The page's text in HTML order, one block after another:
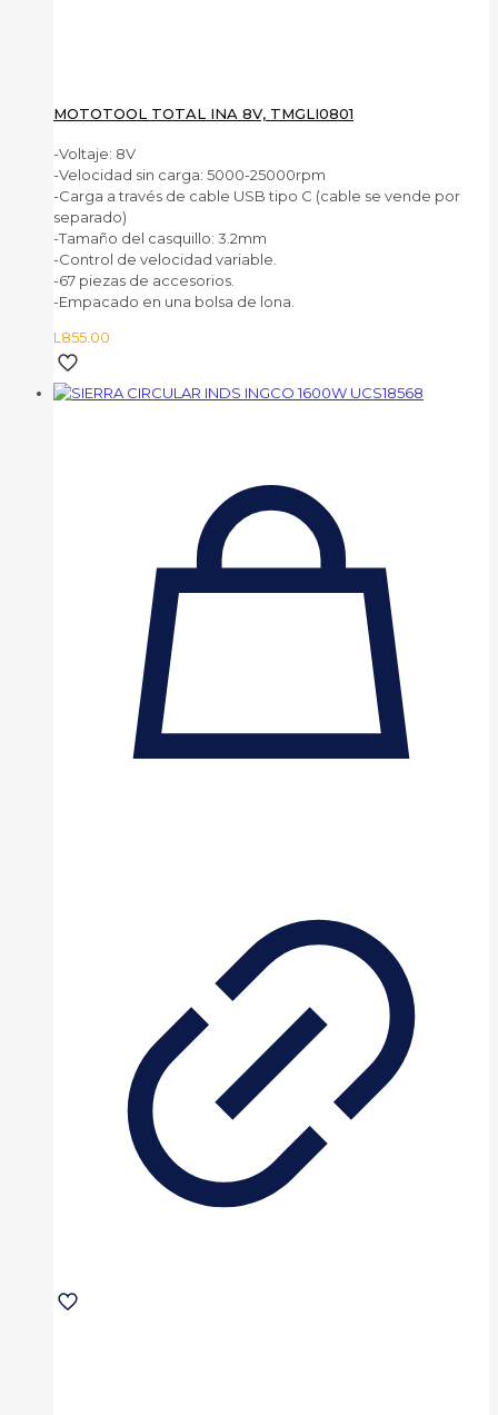
MOTOTOOL TOTAL INA 8V, TMGLI0801
-Voltaje: 8V
-Velocidad sin carga: 5000-25000rpm
-Carga a través de cable USB tipo C (cable se vende por
separado)
-Tamaño del casquillo: 3.2mm
-Control de velocidad variable.
-67 piezas de accesorios.
-Empacado en una bolsa de lona.
L855.00